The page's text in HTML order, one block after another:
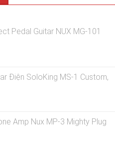
Pedal Guitar NUX MG-101
Điện SoloKing MS-1 Custom,
Amp Nux MP-3 Mighty Plug